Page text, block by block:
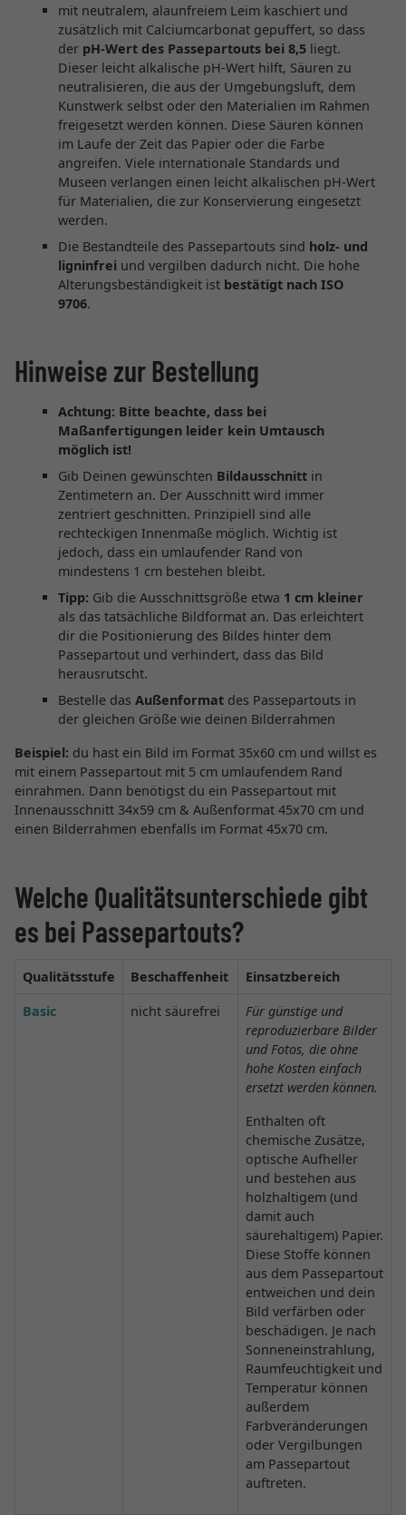
mit neutralem, alaunfreiem Leim kaschiert und
zusätzlich mit Calciumcarbonat gepuffert, so dass
der pH-Wert des Passepartouts bei 8,5 liegt.
Dieser leicht alkalische pH-Wert hilft, Säuren zu
neutralisieren, die aus der Umgebungsluft, dem
Kunstwerk selbst oder den Materialien im Rahmen
freigesetzt werden können. Diese Säuren können
im Laufe der Zeit das Papier oder die Farbe
angreifen. Viele internationale Standards und
Museen verlangen einen leicht alkalischen pH-Wert
für Materialien, die zur Konservierung eingesetzt
werden.
Die Bestandteile des Passepartouts sind holz- und
ligninfrei und vergilben dadurch nicht. Die hohe
Alterungsbeständigkeit ist bestätigt nach ISO
9706.
Hinweise zur Bestellung
Achtung: Bitte beachte, dass bei
Maßanfertigungen leider kein Umtausch
möglich ist!
Gib Deinen gewünschten Bildausschnitt in
Zentimetern an. Der Ausschnitt wird immer
zentriert geschnitten. Prinzipiell sind alle
rechteckigen Innenmaße möglich. Wichtig ist
jedoch, dass ein umlaufender Rand von
mindestens 1 cm bestehen bleibt.
Tipp: Gib die Ausschnittsgröße etwa 1 cm kleiner
als das tatsächliche Bildformat an. Das erleichtert
dir die Positionierung des Bildes hinter dem
Passepartout und verhindert, dass das Bild
herausrutscht.
Bestelle das Außenformat des Passepartouts in
der gleichen Größe wie deinen Bilderrahmen
Beispiel: du hast ein Bild im Format 35x60 cm und willst es
mit einem Passepartout mit 5 cm umlaufendem Rand
einrahmen. Dann benötigst du ein Passepartout mit
Innenausschnitt 34x59 cm & Außenformat 45x70 cm und
einen Bilderrahmen ebenfalls im Format 45x70 cm.
Welche Qualitätsunterschiede gibt
es bei Passepartouts?
Qualitätsstufe Beschaffenheit
Einsatzbereich
Basic
nicht säurefrei
Für günstige und
reproduzierbare Bilder
und Fotos, die ohne
hohe Kosten einfach
ersetzt werden können.
Enthalten oft
chemische Zusätze,
optische Aufheller
und bestehen aus
holzhaltigem (und
damit auch
säurehaltigem) Papier.
Diese Stoffe können
aus dem Passepartout
entweichen und dein
Bild verfärben oder
beschädigen. Je nach
Sonneneinstrahlung,
Raumfeuchtigkeit und
Temperatur können
außerdem
Farbveränderungen
oder Vergilbungen
am Passepartout
auftreten.